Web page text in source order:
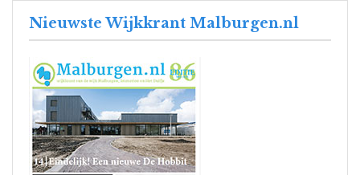
Nieuwste Wijkkrant Malburgen.nl